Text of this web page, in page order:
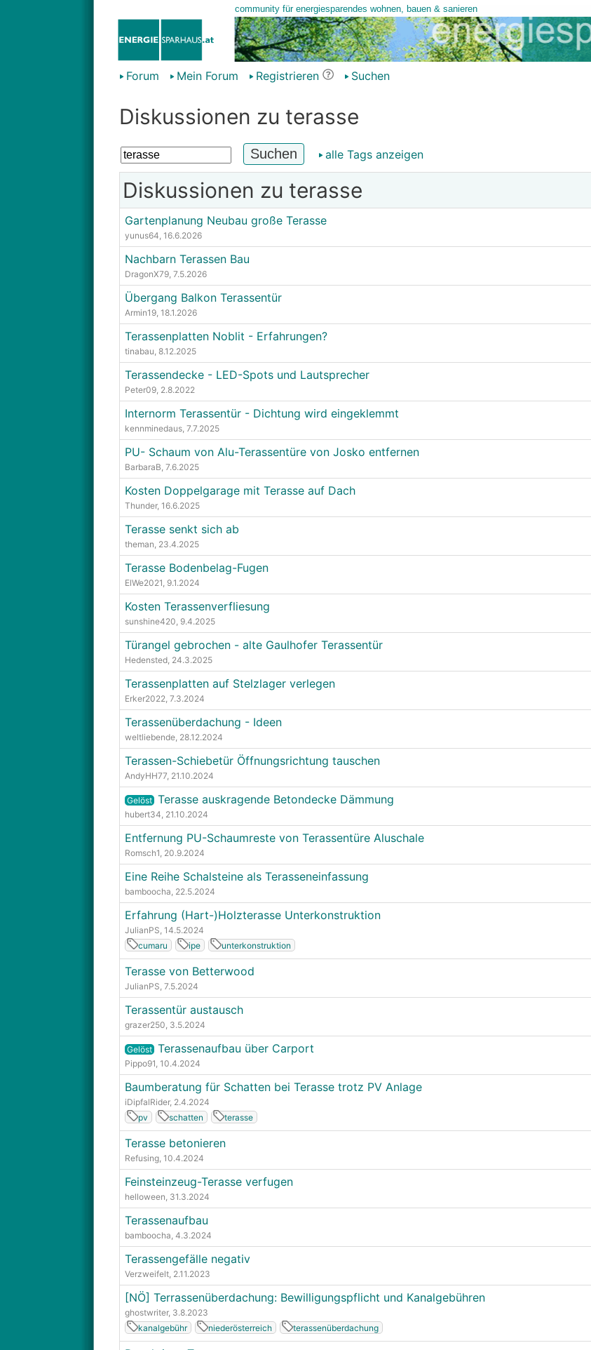
Forum Mein Forum Registrieren Suchen
Diskussionen zu terasse
alle Tags anzeigen
Diskussionen zu terasse
Gartenplanung Neubau große Terasse
yunus64, 16.6.2026
Nachbarn Terassen Bau
DragonX79, 7.5.2026
Übergang Balkon Terassentür
Armin19, 18.1.2026
Terassenplatten Noblit - Erfahrungen?
tinabau, 8.12.2025
Terassendecke - LED-Spots und Lautsprecher
Peter09, 2.8.2022
Internorm Terassentür - Dichtung wird eingeklemmt
kennminedaus, 7.7.2025
PU- Schaum von Alu-Terassentüre von Josko entfernen
BarbaraB, 7.6.2025
Kosten Doppelgarage mit Terasse auf Dach
Thunder, 16.6.2025
Terasse senkt sich ab
theman, 23.4.2025
Terasse Bodenbelag-Fugen
ElWe2021, 9.1.2024
Kosten Terassenverfliesung
sunshine420, 9.4.2025
Türangel gebrochen - alte Gaulhofer Terassentür
Hedensted, 24.3.2025
Terassenplatten auf Stelzlager verlegen
Erker2022, 7.3.2024
Terassenüberdachung - Ideen
weltliebende, 28.12.2024
Terassen-Schiebetür Öffnungsrichtung tauschen
AndyHH77, 21.10.2024
Gelöst Terasse auskragende Betondecke Dämmung
hubert34, 21.10.2024
Entfernung PU-Schaumreste von Terassentüre Aluschale
Romsch1, 20.9.2024
Eine Reihe Schalsteine als Terasseneinfassung
bamboocha, 22.5.2024
Erfahrung (Hart-)Holzterasse Unterkonstruktion
JulianPS, 14.5.2024
cumaru
ipe unterkonstruktion
Terasse von Betterwood
JulianPS, 7.5.2024
Terassentür austausch
grazer250, 3.5.2024
Gelöst Terassenaufbau über Carport
Pippo91, 10.4.2024
Baumberatung für Schatten bei Terasse trotz PV Anlage
iDipfalRider, 2.4.2024
pv
schatten terasse
Terasse betonieren
Refusing, 10.4.2024
Feinsteinzeug-Terasse verfugen
helloween, 31.3.2024
Terassenaufbau
bamboocha, 4.3.2024
Terassengefälle negativ
Verzweifelt, 2.11.2023
[NÖ] Terrassenüberdachung: Bewilligungspflicht und Kanalgebühren
ghostwriter, 3.8.2023
kanalgebühr
niederösterreich terassenüberdachung